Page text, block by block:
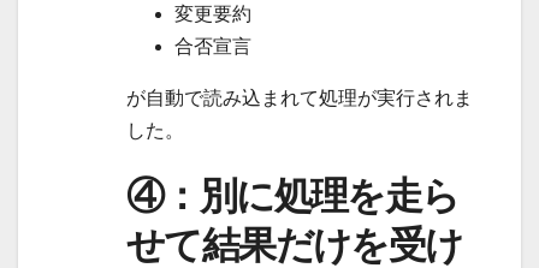
変更要約
合否宣言
が自動で読み込まれて処理が実行されま
した。
④：別に処理を走ら
せて結果だけを受け